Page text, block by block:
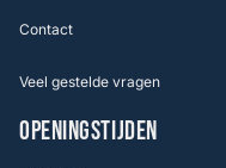
Contact
Veel gestelde vragen
OPENINGSTIJDEN